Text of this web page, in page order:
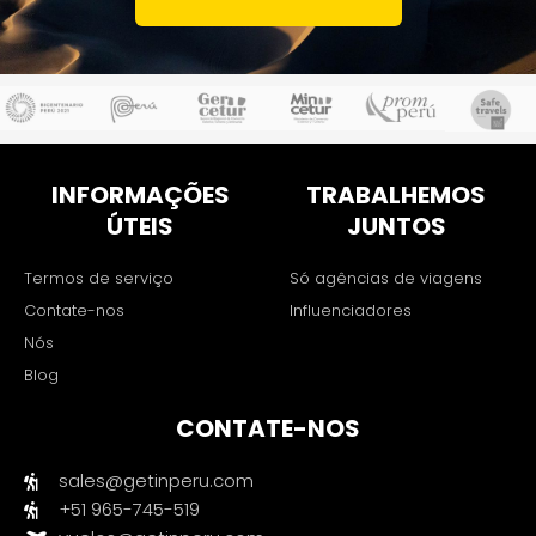
INFORMAÇÕES
ÚTEIS
Termos de serviço
Contate-nos
Nós
Blog
TRABALHEMOS
JUNTOS
Só agências de viagens
Influenciadores
CONTATE-NOS
sales@getinperu.com
+51 965-745-519